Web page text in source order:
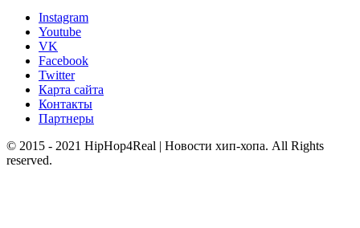
Instagram
Youtube
VK
Facebook
Twitter
Карта сайта
Контакты
Партнеры
© 2015 - 2021 HipHop4Real | Новости хип-хопа. All Rights
reserved.